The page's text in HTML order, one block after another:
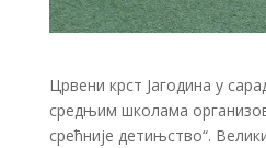
Црвени крст Јагодина у
средњим школама
срећније детињство“.